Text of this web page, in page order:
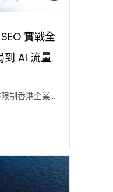
實戰全
到 AI 流量
制香港企業…